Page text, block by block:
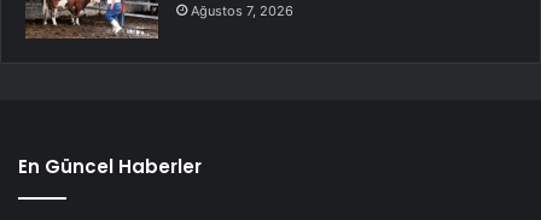
Ağustos 7, 2026
En Güncel Haberler